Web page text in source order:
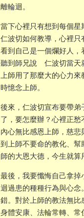
離輪迴。
當下心裡只有想到每個
仁波切如何教導，心裡
看到自己是一個爛好人
聽到師兄說 仁波切當天
上師用了那麼大的心力
時憶念上師。
後來，仁波切宣布要帶
了，要怎麼辦？心裡正
內心無比感恩上師，慈
到上師不要命的教化、
師的大恩大德，今生就算
最後，我要懺悔自己拿
迴過患的種種行為與心
錯。對於上師的教法無
身體安康、法輪常轉、